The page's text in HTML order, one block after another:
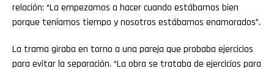
relación: “La empezamos a hacer cuando estábamos bien
porque teníamos tiempo y nosotros estábamos enamorados”.
La trama giraba en torno a una pareja que probaba ejercicios
para evitar la separación. “La obra se trataba de ejercicios para